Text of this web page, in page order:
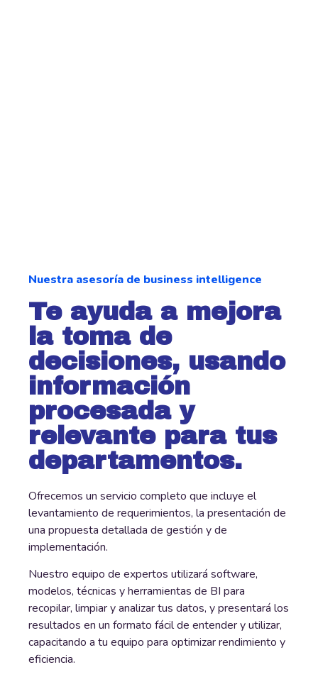
Nuestra asesoría de business intelligence
Te ayuda a mejora
la toma de
decisiones, usando
información
procesada y
relevante para tus
departamentos.
Ofrecemos un servicio completo que incluye el
levantamiento de requerimientos, la presentación de
una propuesta detallada de gestión y de
implementación.
Nuestro equipo de expertos utilizará software,
modelos, técnicas y herramientas de BI para
recopilar, limpiar y analizar tus datos, y presentará los
resultados en un formato fácil de entender y utilizar,
capacitando a tu equipo para optimizar rendimiento y
eficiencia.